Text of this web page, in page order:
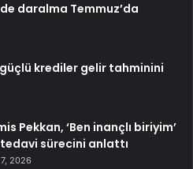
daralma Temmuz’da
güçlü krediler gelir tahminini
Pekkan, ‘Ben inançlı biriyim’
sürecini anlattı
2026